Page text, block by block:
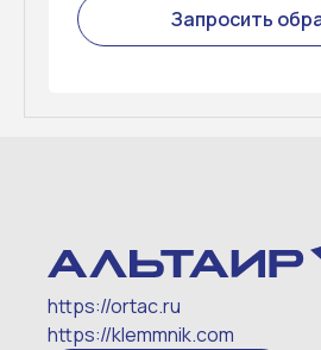
Запросить
https://ortac.ru
https://klemmnik.com